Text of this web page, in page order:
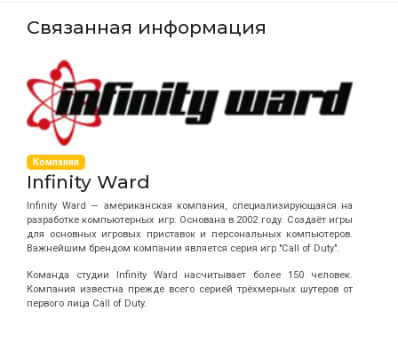
Связанная информация
Компания
Infinity Ward
Infinity Ward — американская компания, специализирующаяся на
разработке компьютерных игр. Основана в 2002 году. Создаёт игры
для основных игровых приставок и персональных компьютеров.
Важнейшим брендом компании является серия игр "Call of Duty".
Команда студии Infinity Ward насчитывает более 150 человек.
Компания известна прежде всего серией трёхмерных шутеров от
первого лица Call of Duty.